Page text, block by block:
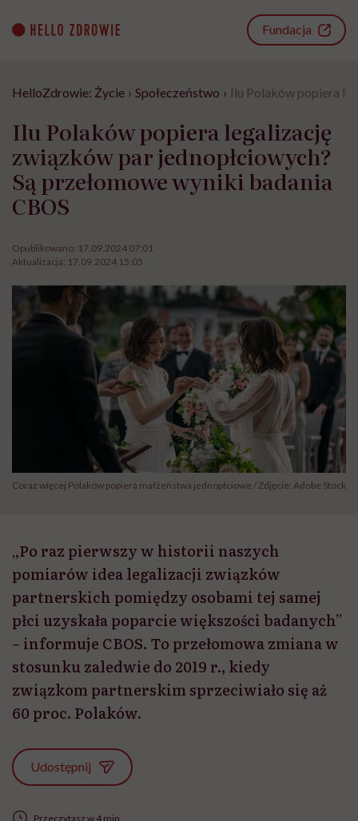
content
Fundacja
HelloZdrowie: Życie › Społeczeństwo › Ilu Polaków popiera
Ilu Polaków popiera legalizację
związków par jednopłciowych?
Są przełomowe wyniki badania
CBOS
Opublikowano: 17.09.2024 07:01
Aktualizacja: 17.09.2024 15:05
Coraz więcej Polaków popiera małżeństwa jednopłciowe / Zdjęcie: Adobe Stock
„Po raz pierwszy w historii naszych
pomiarów idea legalizacji związków
partnerskich pomiędzy osobami tej samej
płci uzyskała poparcie większości badanych”
– informuje CBOS. To przełomowa zmiana w
stosunku zaledwie do 2019 r., kiedy
związkom partnerskim sprzeciwiało się aż
60 proc. Polaków.
Udostępnij
Przeczytasz w 4 min